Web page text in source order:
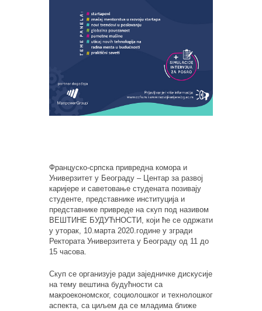
Француско-српска привредна комора и
Универзитет у Београду – Центар за развој
каријере и саветовање студената позивају
студенте, представнике институција и
представнике привреде на скуп под називом
ВЕШТИНЕ БУДУЋНОСТИ, који ће се одржати
у уторак, 10.марта 2020.године у згради
Ректората Универзитета у Београду од 11 до
15 часова.
Скуп се организује ради заједничке дискусије
на тему вештина будућности са
макроекономског, социолошког и технолошког
аспекта, са циљем да се младима ближе